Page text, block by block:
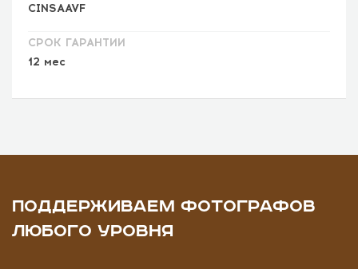
CINSAAVF
СРОК ГАРАНТИИ
12 мес
ПОДДЕРЖИВАЕМ ФОТОГРАФОВ
ЛЮБОГО УРОВНЯ